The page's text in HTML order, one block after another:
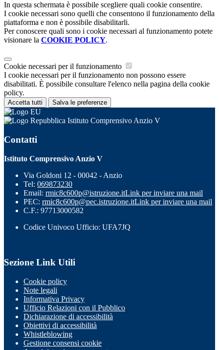
In questa schermata è possibile scegliere quali cookie consentire.
I cookie necessari sono quelli che consentono il funzionamento della
piattaforma e non è possibile disabilitarli.
Per conoscere quali sono i cookie necessari al funzionamento potete
visionare la COOKIE POLICY.
Cookie necessari per il funzionamento
I cookie necessari per il funzionamento non possono essere
disabilitati. È possibile consultare l'elenco nella pagina della cookie
policy.
Accetta tutti Salva le preferenze
Istituto Comprensivo Anzio V
Contatti
Istituto Comprensivo Anzio V
Via Goldoni 12 - 00042 - Anzio
Tel: 069873230
Email: rmic8c600p@istruzione.itLink per inviare una mail
PEC: rmic8c600p@pec.istruzione.itLink per inviare una mail
C.F.: 97713000582
Codice Univoco Ufficio: UFA7JQ
Sezione Link Utili
Cookie policy
Note legali
Informativa Privacy
Ufficio Relazioni con il Pubblico
Dichiarazione di accessibilità
Obiettivi di accessibilità
Whistleblowing
Gestione consensi cookie